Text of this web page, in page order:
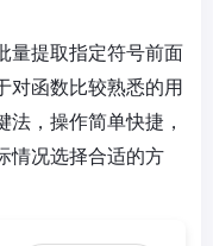
量提取指定符号前面
对函数比较熟悉的用
法，操作简单快捷，
情况选择合适的方